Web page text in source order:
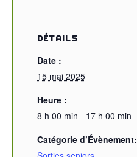
DÉTAILS
Date :
15 mai 2025
Heure :
8 h 00 min - 17 h 00 min
Catégorie d’Évènement: